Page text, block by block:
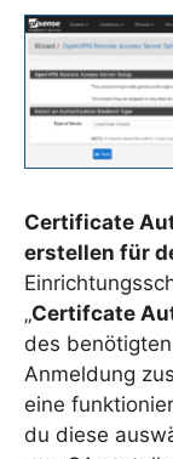
Certificate
erstellen für
„Certifcate
des
Anmeldung
eine
du diese